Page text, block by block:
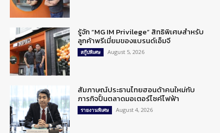
รู้จัก “MG IM Privilege” สิทธิพิเศษสำหรับ
ลูกค้าพรีเมี่ยมของแบรนด์เอ็มจี
สกู๊ปพิเศษ August 5, 2026
สัมภาษณ์ประธานไทยฮอนด้าคนใหม่กับ
ภารกิจปั้นตลาดมอเตอร์ไซค์ไฟฟ้า
รายงานพิเศษ August 4, 2026